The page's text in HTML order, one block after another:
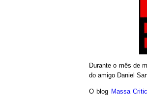
Durante o mês de
do amigo Daniel
O blog Massa